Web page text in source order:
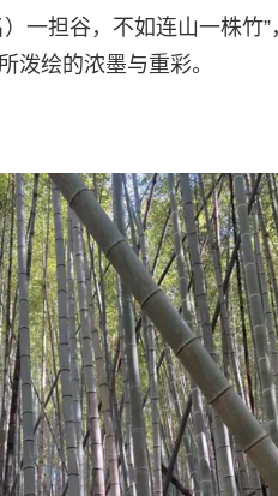
一担谷，不如连山一株竹
泼绘的浓墨与重彩。